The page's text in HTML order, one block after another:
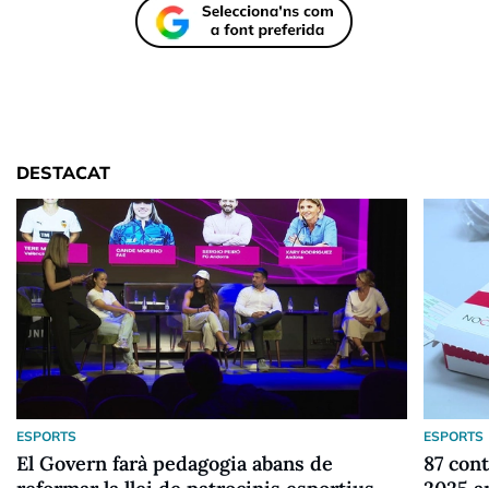
DESTACAT
ESPORTS
El Govern farà pedagogia abans de
ESPORTS
87